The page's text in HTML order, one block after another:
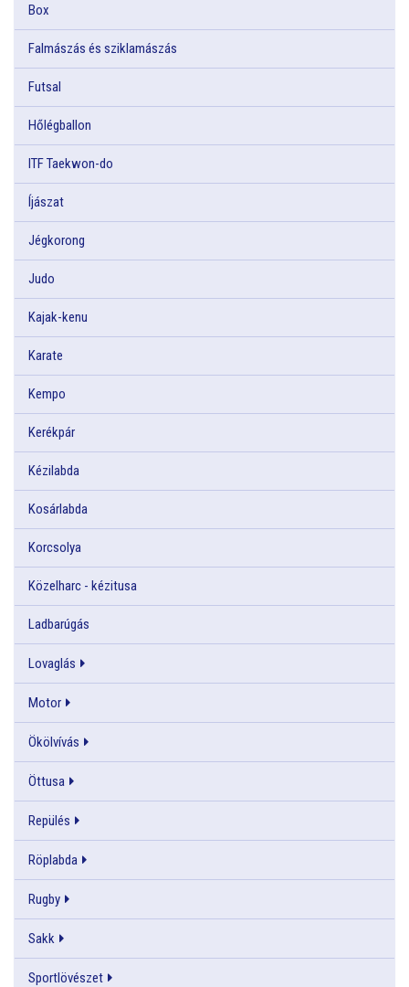
Box
Falmászás és sziklamászás
Futsal
Hőlégballon
ITF Taekwon-do
Íjászat
Jégkorong
Judo
Kajak-kenu
Karate
Kempo
Kerékpár
Kézilabda
Kosárlabda
Korcsolya
Közelharc - kézitusa
Ladbarúgás
Lovaglás
Motor
Ökölvívás
Öttusa
Repülés
Röplabda
Rugby
Sakk
Sportlövészet